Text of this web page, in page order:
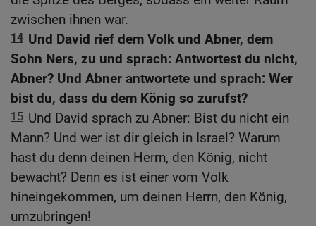
zwischen ihnen war.
14 Und David rief dem Volk und Abner, dem
Sohn Ners, zu und sprach: Antwortest du nicht,
Abner? Und Abner antwortete und sprach: Wer
bist du, dass du dem König so zurufst?
15 Und David sprach zu Abner: Bist du nicht ein
Mann? Und wer ist dir gleich in Israel? Warum
hast du denn deinen Herrn, den König, nicht
bewacht? Denn es ist einer vom Volk
hineingekommen, um deinen Herrn, den König,
umzubringen!